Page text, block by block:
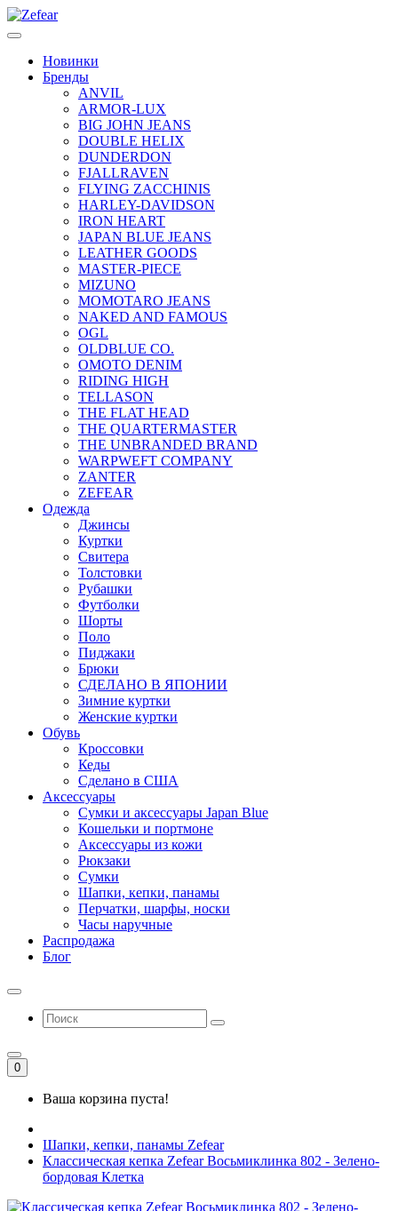
Новинки
Бренды
ANVIL
ARMOR-LUX
BIG JOHN JEANS
DOUBLE HELIX
DUNDERDON
FJALLRAVEN
FLYING ZACCHINIS
HARLEY-DAVIDSON
IRON HEART
JAPAN BLUE JEANS
LEATHER GOODS
MASTER-PIECE
MIZUNO
MOMOTARO JEANS
NAKED AND FAMOUS
OGL
OLDBLUE CO.
OMOTO DENIM
RIDING HIGH
TELLASON
THE FLAT HEAD
THE QUARTERMASTER
THE UNBRANDED BRAND
WARPWEFT COMPANY
ZANTER
ZEFEAR
Одежда
Джинсы
Куртки
Свитера
Толстовки
Рубашки
Футболки
Шорты
Поло
Пиджаки
Брюки
СДЕЛАНО В ЯПОНИИ
Зимние куртки
Женские куртки
Обувь
Кроссовки
Кеды
Сделано в США
Аксессуары
Сумки и аксессуары Japan Blue
Кошельки и портмоне
Аксессуары из кожи
Рюкзаки
Сумки
Шапки, кепки, панамы
Перчатки, шарфы, носки
Часы наручные
Распродажа
Блог
0
Ваша корзина пуста!
Шапки, кепки, панамы Zefear
Классическая кепка Zefear Восьмиклинка 802 - Зелено-
бордовая Клетка